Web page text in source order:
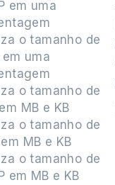
em uma
o tamanho de
em uma
o tamanho de
MB e KB
o tamanho de
MB e KB
o tamanho de
em MB e KB